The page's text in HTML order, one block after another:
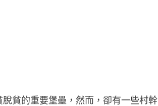
貧的重要堡壘，然而，卻有一些村幹